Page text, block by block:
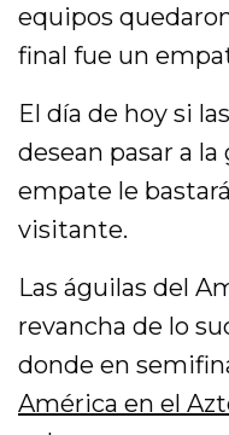
equipos
final fue un
El día de hoy si
desean pasar a
empate le
visitante.
Las águilas del
revancha de lo
donde en
América en el